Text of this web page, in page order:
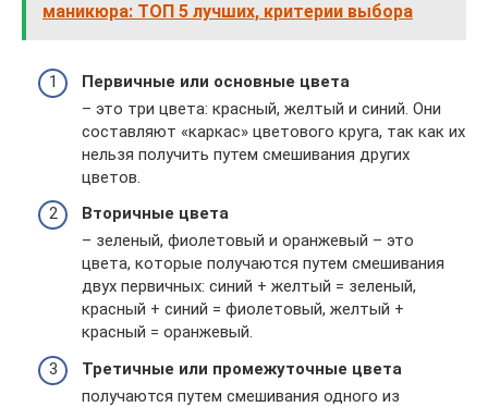
маникюра: ТОП 5 лучших, критерии выбора
Первичные или основные цвета
– это три цвета: красный, желтый и синий. Они
составляют «каркас» цветового круга, так как их
нельзя получить путем смешивания других
цветов.
Вторичные цвета
– зеленый, фиолетовый и оранжевый – это
цвета, которые получаются путем смешивания
двух первичных: синий + желтый = зеленый,
красный + синий = фиолетовый, желтый +
красный = оранжевый.
Третичные или промежуточные цвета
получаются путем смешивания одного из